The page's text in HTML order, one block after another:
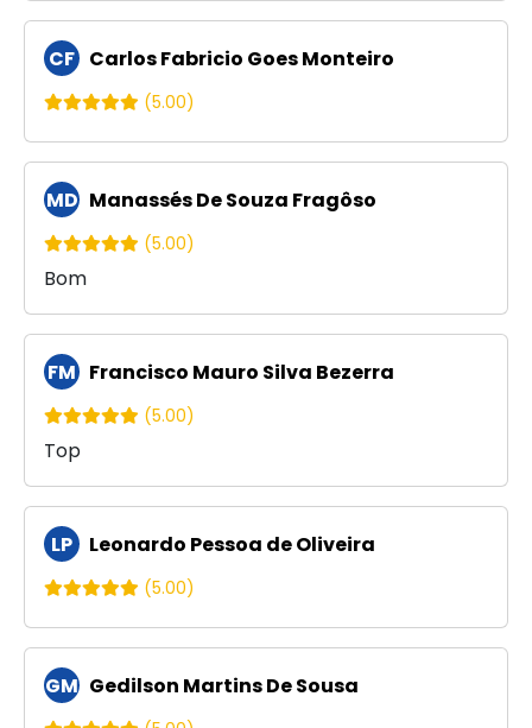
CF Carlos Fabricio Goes Monteiro
(5.00)
MD Manassés De Souza Fragôso
(5.00)
Bom
FM Francisco Mauro Silva Bezerra
(5.00)
Top
LP Leonardo Pessoa de Oliveira
(5.00)
GM Gedilson Martins De Sousa